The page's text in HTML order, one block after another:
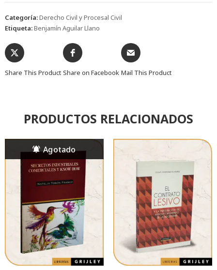
Categoría:Derecho Civil y Procesal Civil
Etiqueta:Benjamín Aguilar Llano
Share This Product Share on Facebook Mail This Product
PRODUCTOS RELACIONADOS